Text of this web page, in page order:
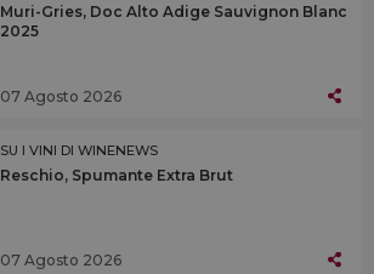
Muri-Gries, Doc Alto Adige Sauvignon Blanc
2025
07 Agosto 2026
SU I VINI DI WINENEWS
Reschio, Spumante Extra Brut
07 Agosto 2026